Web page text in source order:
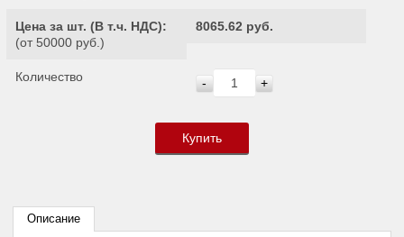
Цена за шт. (В т.ч. НДС):
(от 50000 руб.)
8065.62 руб.
Количество - +
Купить
Описание